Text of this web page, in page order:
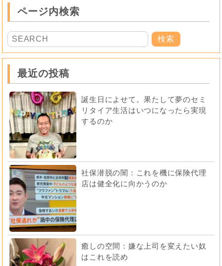
ページ内検索
最近の投稿
誕生日によせて。果たして夢のセミ
リタイア生活はいつになったら実現
するのか
社保潜脱の闇：これを機に保険代理
店は健全化に向かうのか
癒しの空間：嫌な上司を変えたい奴
はこれを読め